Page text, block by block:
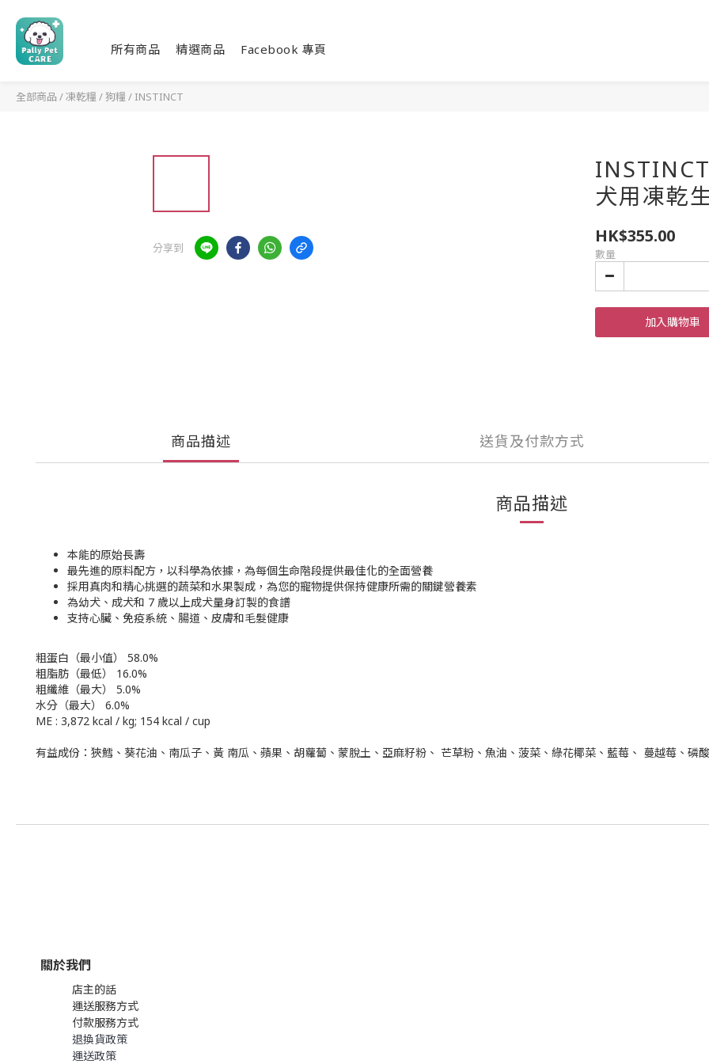
所有商品 精選商品 Facebook 專頁
全部商品 /凍乾糧 /狗糧 / INSTINCT
分享到
犬用凍乾
HK$355.00
數量
加入購物車
商品描述 送貨及付款方式
商品描述
本能的原始長壽
最先進的原料配方，以科學為依據，為每個生命階段提供最佳化的全面營養
採用真肉和精心挑選的蔬菜和水果製成，為您的寵物提供保持健康所需的關鍵營養素
為幼犬、成犬和 7 歲以上成犬量身訂製的食譜
支持心臟、免疫系統、腸道、皮膚和毛髮健康
粗蛋白（最小值） 58.0%
粗脂肪（最低） 16.0%
粗纖維（最大） 5.0%
水分（最大） 6.0%
ME : 3,872 kcal / kg; 154 kcal / cup
有益成份：狹鱈、葵花油、南瓜子、黃 南瓜、蘋果、胡蘿蔔、蒙脫土、亞麻籽粉、 芒草粉、魚油、菠菜、綠花椰菜、藍莓、 蔓越莓、磷
關於我們
店主的話
運送服務方式
付款服務方式
退換貨政策
運送政策